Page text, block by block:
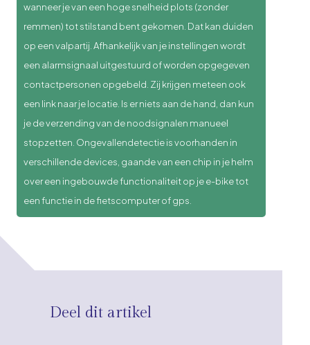
wanneer je van een hoge snelheid plots (zonder
remmen) tot stilstand bent gekomen. Dat kan duiden
op een valpartij. Afhankelijk van je instellingen wordt
een alarmsignaal uitgestuurd of worden opgegeven
contactpersonen opgebeld. Zij krijgen meteen ook
een link naar je locatie. Is er niets aan de hand, dan kun
je de verzending van de noodsignalen manueel
stopzetten. Ongevallendetectie is voorhanden in
verschillendedevices , gaande van een chip in je helm
over een ingebouwde functionaliteit op je e-bike tot
een functie in de fietscomputer of gps.
Deel dit artikel